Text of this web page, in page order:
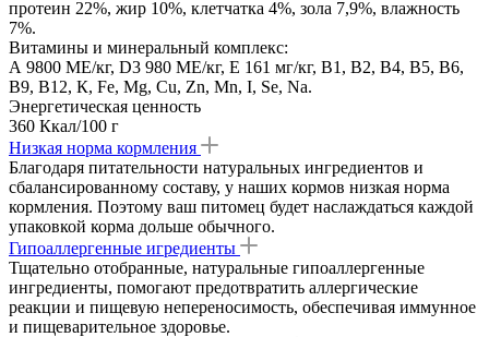
протеин 22%, жир 10%, клетчатка 4%, зола 7,9%, влажность
7%.
Витамины и минеральный комплекс:
А 9800 МЕ/кг, D3 980 МЕ/кг, Е 161 мг/кг, В1, В2, В4, В5, В6,
В9, В12, К, Fe, Mg, Cu, Zn, Mn, I, Se, Na.
Энергетическая ценность
360 Ккал/100 г
Низкая норма кормления
Благодаря питательности натуральных ингредиентов и
сбалансированному составу, у наших кормов низкая норма
кормления. Поэтому ваш питомец будет наслаждаться каждой
упаковкой корма дольше обычного.
Гипоаллергенные игредиенты
Тщательно отобранные, натуральные гипоаллергенные
ингредиенты, помогают предотвратить аллергические
реакции и пищевую непереносимость, обеспечивая иммунное
и пищеварительное здоровье.